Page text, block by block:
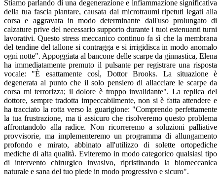
Stiamo parlando di una degenerazione e infiammazione significativa
della tua fascia plantare, causata dai microtraumi ripetuti legati alla
corsa e aggravata in modo determinante dall'uso prolungato di
calzature prive del necessario supporto durante i tuoi estenuanti turni
lavorativi. Questo stress meccanico continuo fa sì che la membrana
del tendine del tallone si contragga e si irrigidisca in modo anomalo
ogni notte". Appoggiata al bancone delle scarpe da ginnastica, Elena
ha immediatamente premuto il pulsante per registrare una risposta
vocale: "È esattamente così, Dottor Brooks. La situazione è
degenerata al punto che il solo pensiero di allacciare le scarpe da
corsa mi terrorizza; il dolore è troppo invalidante". La replica del
dottore, sempre tradotta impeccabilmente, non si è fatta attendere e
ha tracciato la rotta verso la guarigione: "Comprendo perfettamente
la tua frustrazione, ma ti assicuro che risolveremo questo problema
affrontandolo alla radice. Non ricorreremo a soluzioni palliative
provvisorie, ma implementeremo un programma di allungamento
profondo e mirato, abbinato all'utilizzo di solette ortopediche
mediche di alta qualità. Eviteremo in modo categorico qualsiasi tipo
di intervento chirurgico invasivo, ripristinando la biomeccanica
naturale e sana del tuo piede in modo progressivo e sicuro".